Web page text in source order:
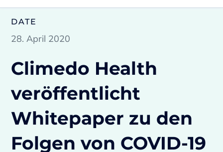
Climedo Health
veröffentlicht
Whitepaper zu den
Folgen von COVID-19
DATE
28. April 2020